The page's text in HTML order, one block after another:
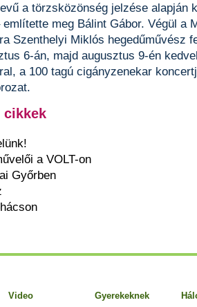
a törzsközönség jelzése alapján
említette meg Bálint Gábor. Végül a
Szenthelyi Miklós hegedűművész
6-án, majd augusztus 9-én
a 100 tagú cigányzenekar
cikkek
a VOLT-on
Győrben
Video Gyerekeknek